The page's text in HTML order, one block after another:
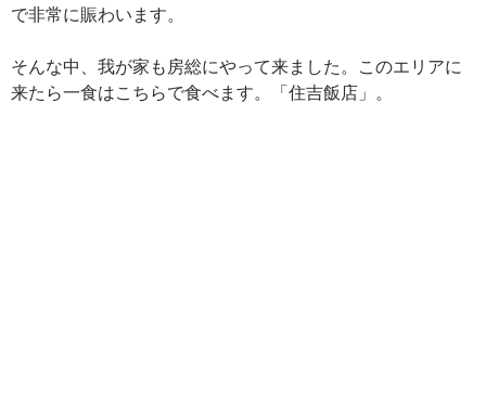
で非常に賑わいます。
そんな中、我が家も房総にやって来ました。このエリアに
来たら一食はこちらで食べます。「住吉飯店」。